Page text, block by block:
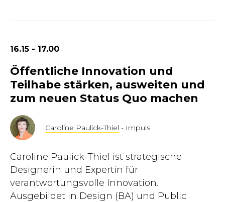
16.15 - 17.00
Öffentliche Innovation und
Teilhabe stärken, ausweiten und
zum neuen Status Quo machen
Caroline Paulick-Thiel - Impuls
Caroline Paulick-Thiel ist strategische
Designerin und Expertin für
verantwortungsvolle Innovation.
Ausgebildet in Design (BA) und Public